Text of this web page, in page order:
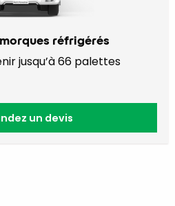
réfrigérés
jusqu’à 66 palettes
un devis